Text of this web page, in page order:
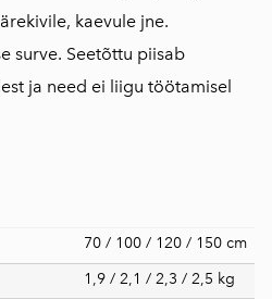
kaevule jne.
surve. Seetõttu piisab
ja need ei liigu töötamisel
70 / 100 / 120 / 150 cm
1,9 / 2,1 / 2,3 / 2,5 kg